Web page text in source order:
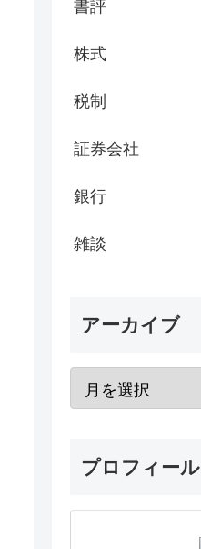
書評
株式
税制
証券会社
銀行
雑談
アーカイブ
プロフィール